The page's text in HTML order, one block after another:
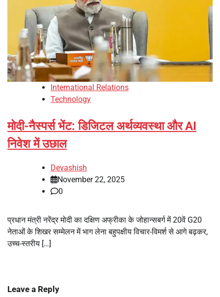
International Relations
Technology
मोदी-नैस्पर्स भेंट: डिजिटल अर्थव्यवस्था और AI
निवेश में उछाल
Devashish
November 22, 2025
0
प्रधान मंत्री नरेंद्र मोदी का दक्षिण अफ्रीका के जोहान्सबर्ग में 20वें G20
नेताओं के शिखर सम्मेलन में भाग लेना बहुपक्षीय विचार-विमर्श से आगे बढ़कर,
उच्च-स्तरीय […]
Leave a Reply